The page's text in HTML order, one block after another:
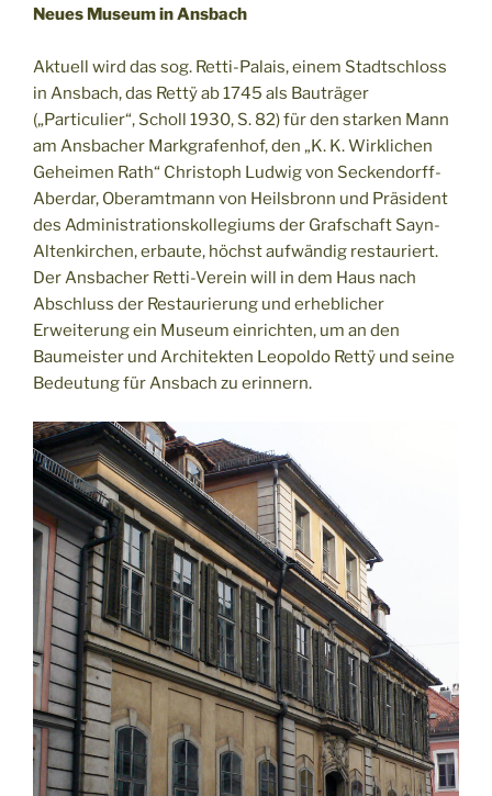
Neues Museum in Ansbach
Aktuell wird das sog. Retti-Palais, einem Stadtschloss
in Ansbach, das Rettÿ ab 1745 als Bauträger
(„Particulier“, Scholl 1930, S. 82) für den starken Mann
am Ansbacher Markgrafenhof, den „K. K. Wirklichen
Geheimen Rath“ Christoph Ludwig von Seckendorff-
Aberdar, Oberamtmann von Heilsbronn und Präsident
des Administrationskollegiums der Grafschaft Sayn-
Altenkirchen, erbaute, höchst aufwändig restauriert.
Der Ansbacher Retti-Verein will in dem Haus nach
Abschluss der Restaurierung und erheblicher
Erweiterung ein Museum einrichten, um an den
Baumeister und Architekten Leopoldo Rettÿ und seine
Bedeutung für Ansbach zu erinnern.